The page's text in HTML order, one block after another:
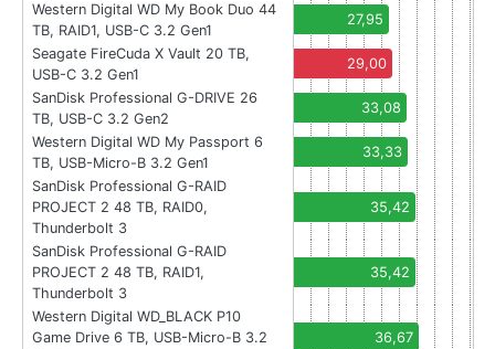
Western Digital WD My Book Duo 44
TB, RAID1, USB-C 3.2 Gen1
27,95
Seagate FireCuda X Vault 20 TB,
USB-C 3.2 Gen1
29,00
SanDisk Professional G-DRIVE 26
TB, USB-C 3.2 Gen2
33,08
Western Digital WD My Passport 6
TB, USB-Micro-B 3.2 Gen1
33,33
SanDisk Professional G-RAID
PROJECT 2 48 TB, RAID0,
Thunderbolt 3
35,42
SanDisk Professional G-RAID
PROJECT 2 48 TB, RAID1,
Thunderbolt 3
35,42
Western Digital WD_BLACK P10
Game Drive 6 TB, USB-Micro-B 3.2
36,67